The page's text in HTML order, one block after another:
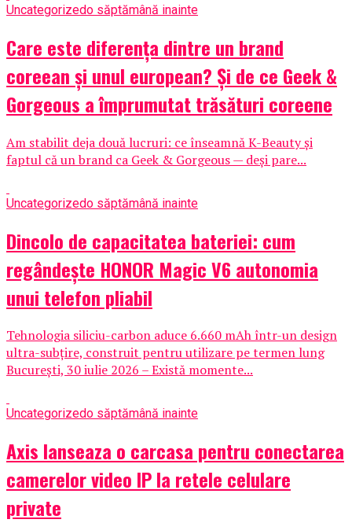
Uncategorizedo săptămână inainte
Care este diferența dintre un brand
coreean și unul european? Și de ce Geek &
Gorgeous a împrumutat trăsături coreene
Am stabilit deja două lucruri: ce înseamnă K-Beauty și
faptul că un brand ca Geek & Gorgeous — deși pare...
Uncategorizedo săptămână inainte
Dincolo de capacitatea bateriei: cum
regândește HONOR Magic V6 autonomia
unui telefon pliabil
Tehnologia siliciu-carbon aduce 6.660 mAh într-un design
ultra-subțire, construit pentru utilizare pe termen lung
București, 30 iulie 2026 – Există momente...
Uncategorizedo săptămână inainte
Axis lanseaza o carcasa pentru conectarea
camerelor video IP la retele celulare
private